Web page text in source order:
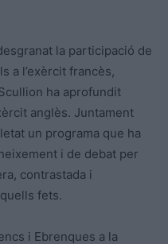
la participació de
a l’exèrcit francès,
ha aprofundit
anglès. Juntament
un programa que ha
i de debat per
contrastada i
fets.
i Ebrenques a la